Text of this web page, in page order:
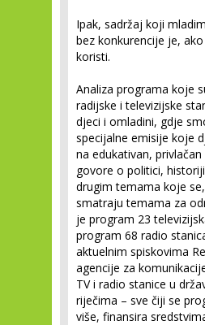
Ipak, sadržaj koji
bez konkurencije je,
koristi.
Analiza programa koje
radijske i televizijske
djeci i omladini, gdje
specijalne emisije koje
na edukativan,
govore o politici,
drugim temama koje
smatraju temama za
je program 23
program 68 radio
aktuelnim spiskovima
agencije za
TV i radio stanice u
riječima – sve čiji se
više, finansira